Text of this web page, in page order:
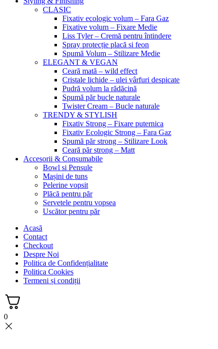
CLASIC
Fixativ ecologic volum – Fara Gaz
Fixative volum – Fixare Medie
Liss Tyler – Cremă pentru întindere
Spray protecție placă si feon
Spumă Volum – Stilizare Medie
ELEGANT & VEGAN
Ceară mată – wild effect
Cristale lichide – ulei vârfuri despicate
Pudră volum la rădăcină
Spumă păr bucle naturale
Twister Cream – Bucle naturale
TRENDY & STYLISH
Fixativ Strong – Fixare puternica
Fixativ Ecologic Strong – Fara Gaz
Spumă păr strong – Stilizare Look
Ceară păr strong – Matt
Accesorii & Consumabile
Bowl si Pensule
Mașini de tuns
Pelerine vopsit
Plăcă pentru păr
Servetele pentru vopsea
Uscător pentru păr
Acasă
Contact
Checkout
Despre Noi
Politica de Confidențialitate
Politica Cookies
Termeni și condiții
0